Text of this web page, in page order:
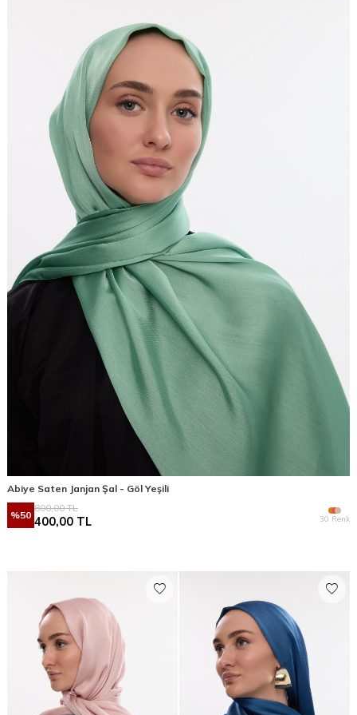
Abiye Saten Janjan Şal - Göl Yeşili
%50
800,00TL
400,00 TL 30 Renk